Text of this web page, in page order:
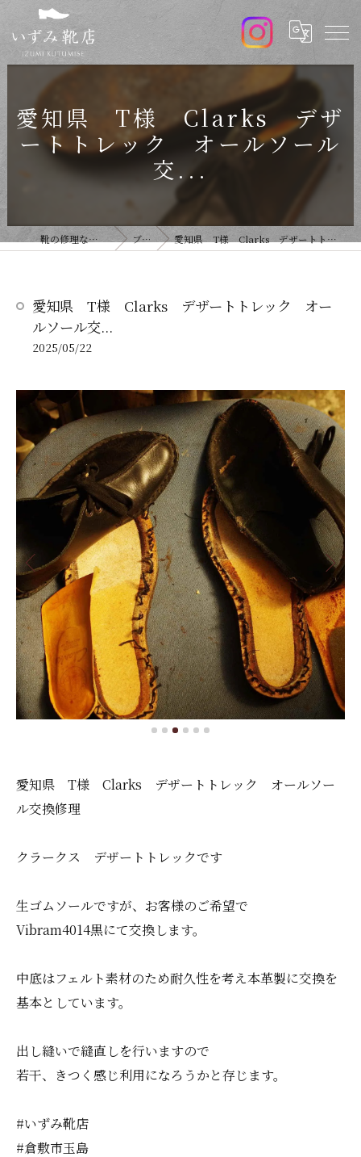
愛知県 T様 Clarks デザ
ートトレック オールソール
交...
靴の修理ならいずみ靴店 ブログ 愛知県 T様 Clarks デザートトレック オールソール交...
愛知県 T様 Clarks デザートトレック オー
ルソール交...
2025/05/22
愛知県 T様 Clarks デザートトレック オールソー
ル交換修理
クラークス デザートトレックです
生ゴムソールですが、お客様のご希望で
Vibram4014黒にて交換します。
中底はフェルト素材のため耐久性を考え本革製に交換を
基本としています。
出し縫いで縫直しを行いますので
若干、きつく感じ利用になろうかと存じます。
#いずみ靴店
#倉敷市玉島